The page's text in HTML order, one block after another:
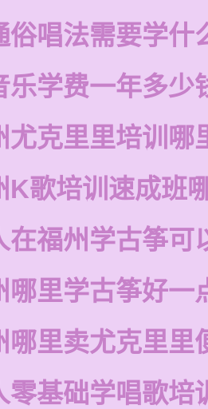
俗唱法需要学什
乐学费一年多少
尤克里里培训哪
K歌培训速成班
在福州学古筝可
哪里学古筝好一
哪里卖尤克里里
零基础学唱歌培